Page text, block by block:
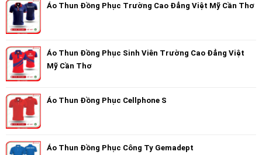
Áo Thun Đồng Phục Trường Cao Đẳng Việt Mỹ Cần Thơ
Áo Thun Đồng Phục Sinh Viên Trường Cao Đẳng Việt
Mỹ Cần Thơ
Áo Thun Đồng Phục Cellphone S
Áo Thun Đồng Phục Công Ty Gemadept